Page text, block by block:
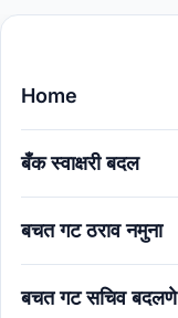
Home
बँक स्वाक्षरी बदल
बचत गट ठराव नमुना
बचत गट सचिव बदलणे